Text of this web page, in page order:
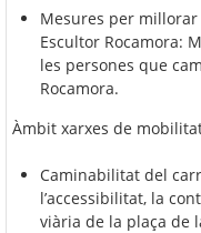
Mesures per
Escultor Rocamora:
les persones que
Rocamora.
Àmbit xarxes de
Caminabilitat del
l’accessibilitat, la
viària de la plaça de